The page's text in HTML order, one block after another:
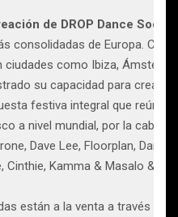
de DROP Dance
consolidadas de Europa. Con
ciudades como Ibiza,
su capacidad para crear
festiva integral que reúne
a nivel mundial, por la cabina
Dave Lee, Floorplan, Dan
Cinthie, Kamma & Masalo &
están a la venta a través de